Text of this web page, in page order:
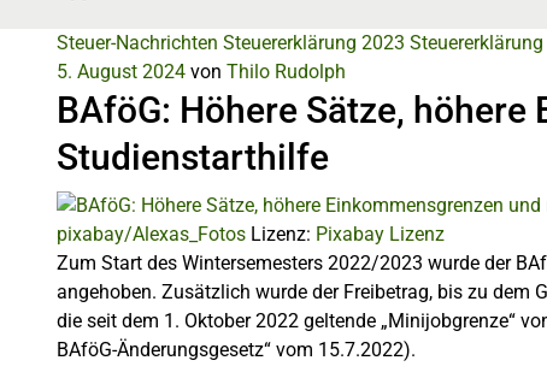
Steuer-Nachrichten Steuererklärung 2023
5. August 2024 von Thilo Rudolph
BAföG: Höhere Sätze,
Studienstarthilfe
pixabay/Alexas_Fotos Lizenz: Pixabay Lizenz
Zum Start des Wintersemesters 2022/2023 wurde der
angehoben. Zusätzlich wurde der Freibetrag, bis zu dem
die seit dem 1. Oktober 2022 geltende „Minijobgrenze“
BAföG-Änderungsgesetz“ vom 15.7.2022).